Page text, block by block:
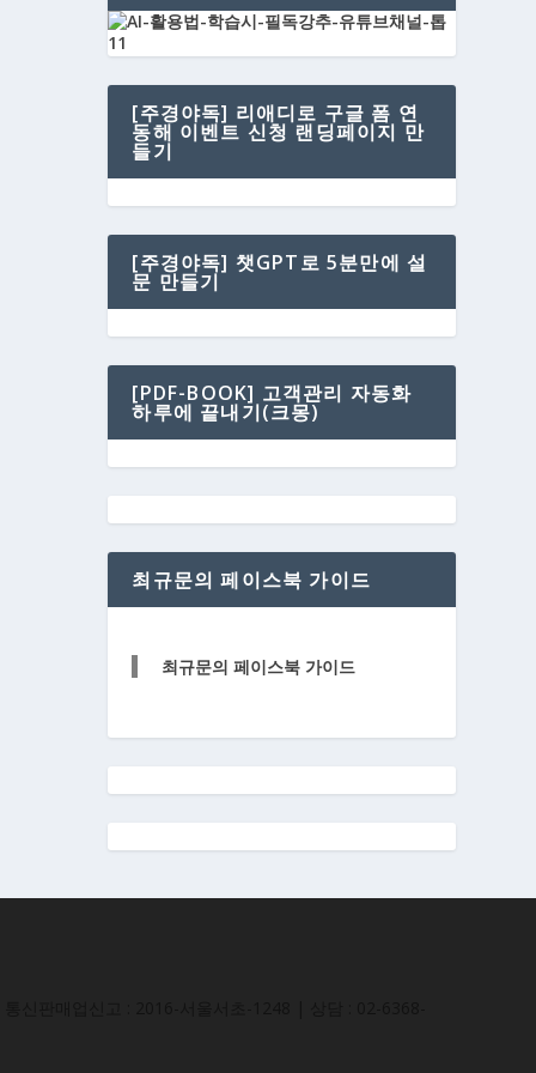
[주경야독] 리애디로 구글 폼 연
동해 이벤트 신청 랜딩페이지 만
들기
[주경야독] 챗GPT로 5분만에 설
문 만들기
[PDF-BOOK] 고객관리 자동화
하루에 끝내기(크몽)
최규문의 페이스북 가이드
최규문의 페이스북 가이드